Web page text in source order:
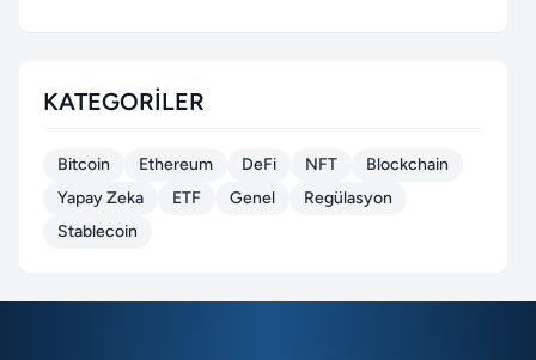
KATEGORILER
Bitcoin Ethereum DeFi NFT
Blockchain
Yapay Zeka
ETF Genel
Regülasyon
Stablecoin